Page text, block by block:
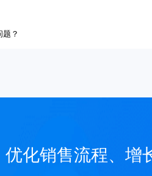
？
优化销售流程、增